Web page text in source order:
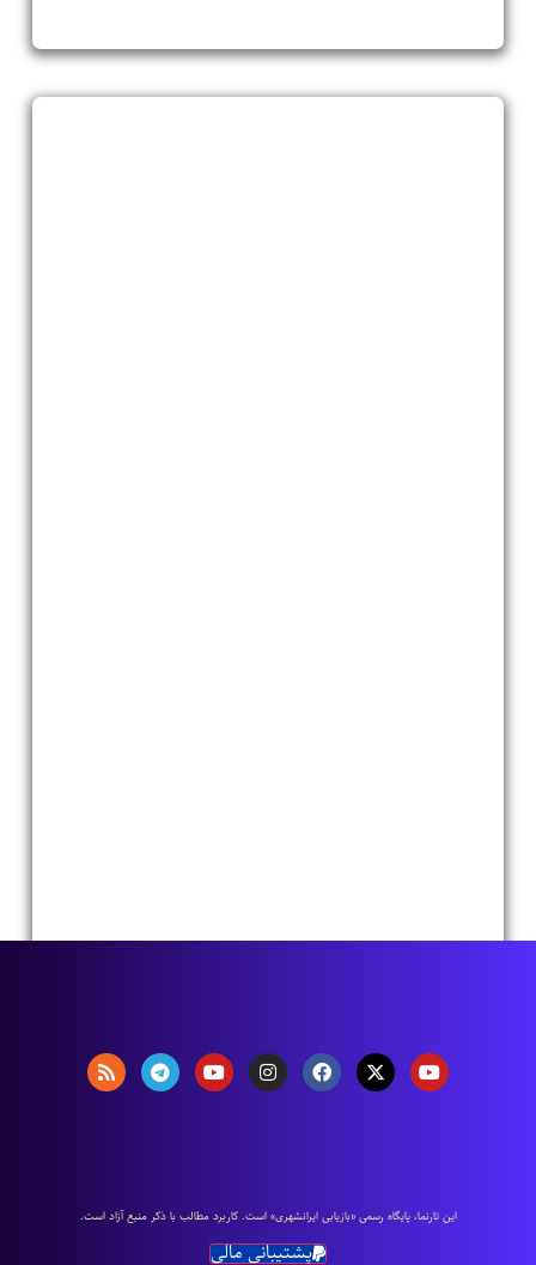
اين تارنما، پایگاه رسمی «بازیابی ایرانشهری» است. كاربرد مطالب با ذكر منبع آزاد است.
پشتیبانی مالی